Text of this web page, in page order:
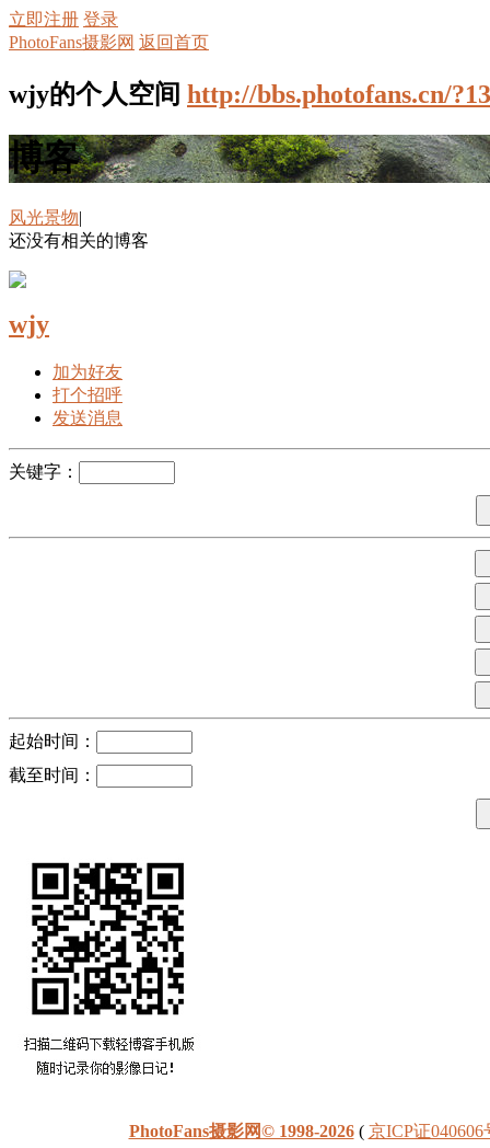
立即注册 登录
PhotoFans摄影网 返回首页
wjy的个人空间 http://bbs.photofans.cn/
博客
风光景物|
还没有相关的博客
wjy
加为好友
打个招呼
发送消息
关键字：
起始时间：
截至时间：
PhotoFans摄影网© 1998-2026( 京ICP证040606